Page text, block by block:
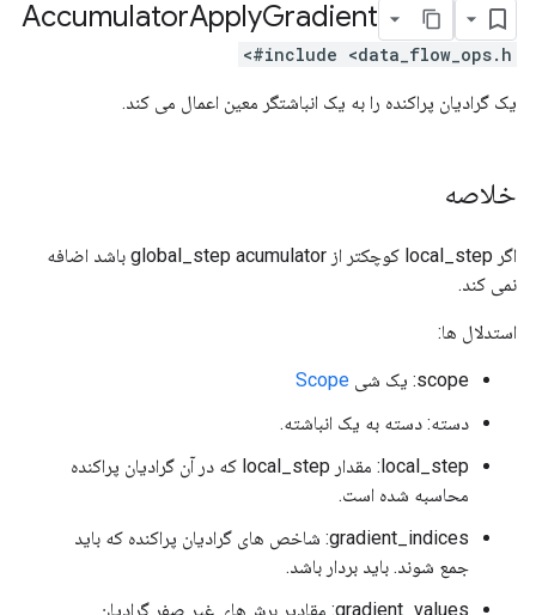
AccumulatorApplyGradient
#include <data_flow_ops.h>
یک گرادیان پراکنده را به یک انباشتگر معین اعمال می کند.
خلاصه
اگر local_step کوچکتر از global_step acumulator باشد اضافه
نمی کند.
استدلال ها:
scope: یک شی
Scope
دسته: دسته به یک انباشته.
local_step: مقدار local_step که در آن گرادیان پراکنده
محاسبه شده است.
gradient_indices: شاخص های گرادیان پراکنده که باید
جمع شوند. باید بردار باشد.
gradient_values: مقادیر برش‌های غیر صفر گرادیان